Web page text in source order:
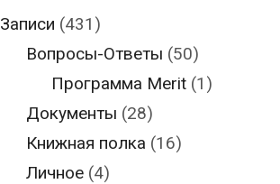
Записи (431)
Вопросы-Ответы (50)
Программа Merit (1)
Документы (28)
Книжная полка (16)
Личное(4)